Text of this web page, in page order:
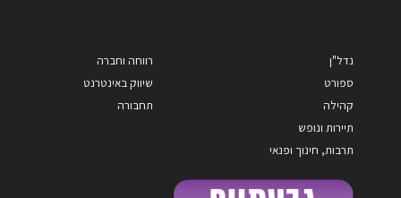
נדל"ן
ספורט
קהילה
תיירות ונופש
תרבות, חינוך ופנאי
רווחה וחברה
שיווק באינטרנט
תחבורה